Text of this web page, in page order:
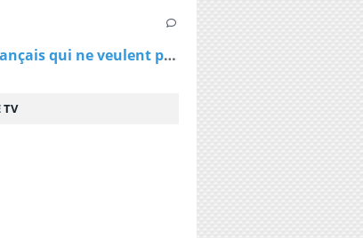
Virus - Ces français qui ne veulent pas rester chez eux et qui ne comprennent pas les ordres des policiers
TV